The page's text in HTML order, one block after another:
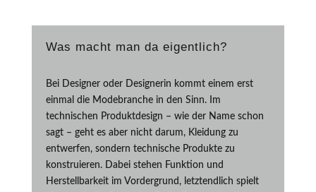
Was macht man da eigentlich?
Bei Designer oder Designerin kommt einem erst
einmal die Modebranche in den Sinn. Im
technischen Produktdesign – wie der Name schon
sagt – geht es aber nicht darum, Kleidung zu
entwerfen, sondern technischeProdukte zu
konstruieren. Dabei stehen Funktion und
Herstellbarkeit im Vordergrund, letztendlich spielt